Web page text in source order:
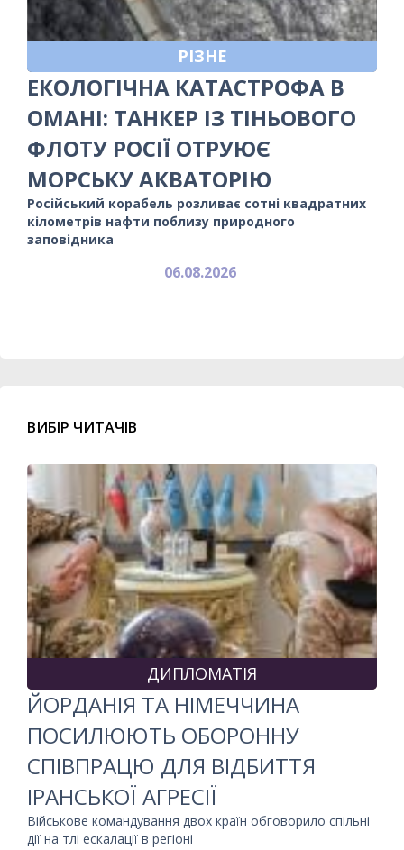
РІЗНЕ
ЕКОЛОГІЧНА КАТАСТРОФА В
ОМАНІ: ТАНКЕР ІЗ ТІНЬОВОГО
ФЛОТУ РОСІЇ ОТРУЮЄ
МОРСЬКУ АКВАТОРІЮ
Російський корабель розливає сотні квадратних
кілометрів нафти поблизу природного
заповідника
06.08.2026
ВИБІР ЧИТАЧІВ
ДИПЛОМАТІЯ
ЙОРДАНІЯ ТА НІМЕЧЧИНА
ПОСИЛЮЮТЬ ОБОРОННУ
СПІВПРАЦЮ ДЛЯ ВІДБИТТЯ
ІРАНСЬКОЇ АГРЕСІЇ
Військове командування двох країн обговорило спільні
дії на тлі ескалації в регіоні